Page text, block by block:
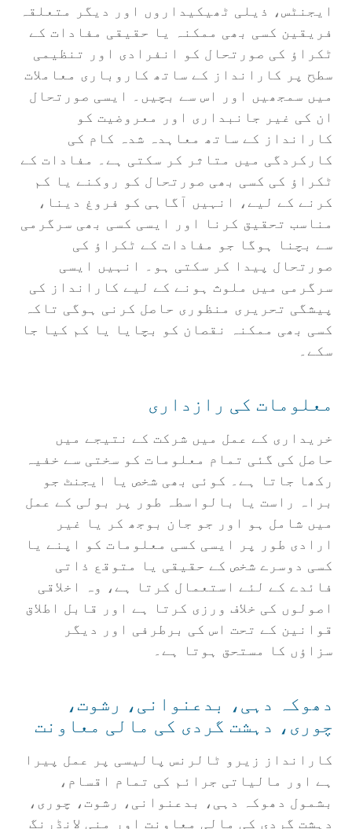
ایجنٹس، ذیلی ٹھیکیداروں اور دیگر متعلقہ
فریقین کسی بھی ممکنہ یا حقیقی مفادات کے
ٹکراؤ کی صورتحال کو انفرادی اور تنظیمی
سطح پر کارانداز کے ساتھ کاروباری معاملات
میں سمجھیں اور اس سے بچیں۔ ایسی صورتحال
ان کی غیر جانبداری اور معروضیت کو
کارانداز کے ساتھ معاہدہ شدہ کام کی
کارکردگی میں متاثر کر سکتی ہے۔ مفادات کے
ٹکراؤ کی کسی بھی صورتحال کو روکنے یا کم
کرنے کے لیے، انہیں آگاہی کو فروغ دینا،
مناسب تحقیق کرنا اور ایسی کسی بھی سرگرمی
سے بچنا ہوگا جو مفادات کے ٹکراؤ کی
صورتحال پیدا کر سکتی ہو۔ انہیں ایسی
سرگرمی میں ملوث ہونے کے لیے کارانداز کی
پیشگی تحریری منظوری حاصل کرنی ہوگی تاکہ
کسی بھی ممکنہ نقصان کو بچایا یا کم کیا جا
سکے۔
معلومات کی رازداری
خریداری کے عمل میں شرکت کے نتیجے میں
حاصل کی گئی تمام معلومات کو سختی سے خفیہ
رکھا جاتا ہے۔ کوئی بھی شخص یا ایجنٹ جو
براہ راست یا بالواسطہ طور پر بولی کے عمل
میں شامل ہو اور جو جان بوجھ کر یا غیر
ارادی طور پر ایسی کسی معلومات کو اپنے یا
کسی دوسرے شخص کے حقیقی یا متوقع ذاتی
فائدے کے لئے استعمال کرتا ہے، وہ اخلاقی
اصولوں کی خلاف ورزی کرتا ہے اور قابل اطلاق
قوانین کے تحت اس کی برطرفی اور دیگر
سزاؤں کا مستحق ہوتا ہے۔
دھوکہ دہی، بدعنوانی، رشوت،
چوری، دہشت گردی کی مالی معاونت
کارانداز زیرو ٹالرنس پالیسی پر عمل پیرا
ہے اور مالیاتی جرائم کی تمام اقسام،
بشمول دھوکہ دہی، بدعنوانی، رشوت، چوری،
دہشت گردی کی مالی معاونت اور منی لانڈرنگ